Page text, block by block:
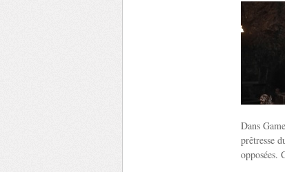
Dans
prêtresse
opposées.